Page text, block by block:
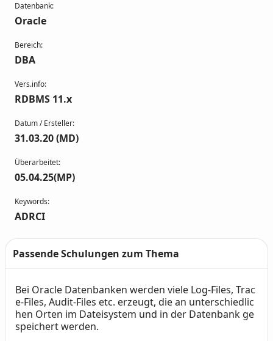
Datenbank:
Oracle
Bereich:
DBA
Vers.info:
RDBMS 11.x
Datum / Ersteller:
31.03.20 (MD)
Überarbeitet:
05.04.25(MP)
Keywords:
ADRCI
Passende Schulungen zum Thema
Text
Bei Oracle Datenbanken werden viele Log-Files, Trac
e-Files, Audit-Files etc. erzeugt, die an unterschiedlic
hen Orten im Dateisystem und in der Datenbank ge
speichert werden.